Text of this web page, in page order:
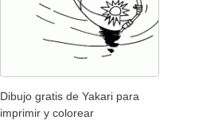
Dibujo gratis de Yakari para
imprimir y colorear